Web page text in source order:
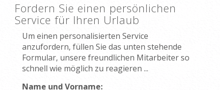
Fordern Sie einen persönlichen
Service für Ihren Urlaub
Um einen personalisierten Service
anzufordern, füllen Sie das unten stehende
Formular, unsere freundlichen Mitarbeiter so
schnell wie möglich zu reagieren ...
Name und Vorname: